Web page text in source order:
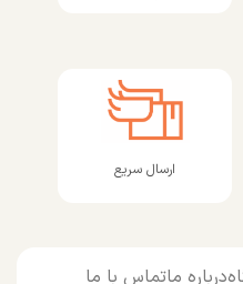
ارسال سریع
درباره ماتماس با ما